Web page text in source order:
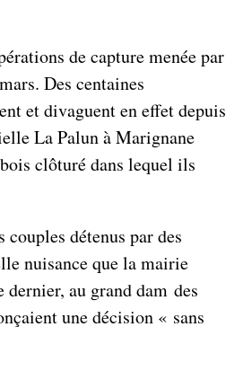
de capture menée par
Des centaines
et divaguent en effet depuis
La Palun à Marignane
clôturé dans lequel ils
détenus par des
nuisance que la mairie
dernier, au grand dam des
une décision « sans